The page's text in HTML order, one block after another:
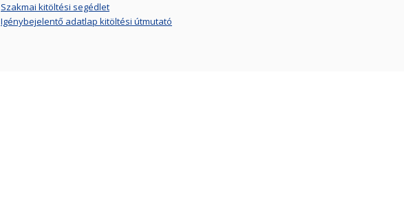
Szakmai kitöltési segédlet
Igénybejelentő adatlap kitöltési útmutató